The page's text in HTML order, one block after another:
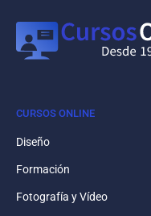
CURSOS ONLINE
Diseño
Formación
Fotografía y Vídeo